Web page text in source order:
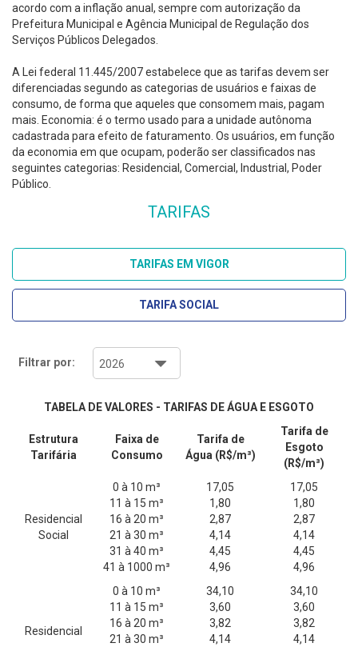
acordo com a inflação anual, sempre com autorização da
Prefeitura Municipal e Agência Municipal de Regulação dos
Serviços Públicos Delegados.
A Lei federal 11.445/2007 estabelece que as tarifas devem ser
diferenciadas segundo as categorias de usuários e faixas de
consumo, de forma que aqueles que consomem mais, pagam
mais. Economia: é o termo usado para a unidade autônoma
cadastrada para efeito de faturamento. Os usuários, em função
da economia em que ocupam, poderão ser classificados nas
seguintes categorias: Residencial, Comercial, Industrial, Poder
Público.
TARIFAS
TARIFAS EM VIGOR
TARIFA SOCIAL
Filtrar por:
TABELA DE VALORES - TARIFAS DE ÁGUA E ESGOTO
Estrutura
Tarifária
Faixa de
Consumo
Tarifa de
Água (R$/m³)
Tarifa de
Esgoto
(R$/m³)
Residencial
Social
0 à 10 m³
11 à 15 m³
16 à 20 m³
21 à 30 m³
31 à 40 m³
41 à 1000 m³
17,05
1,80
2,87
4,14
4,45
4,96
17,05
1,80
2,87
4,14
4,45
4,96
Residencial
0 à 10 m³
11 à 15 m³
16 à 20 m³
21 à 30 m³
34,10
3,60
3,82
4,14
34,10
3,60
3,82
4,14